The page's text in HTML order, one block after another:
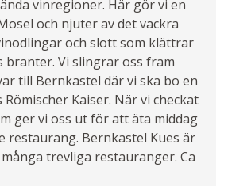
vinregioner. Här gör vi en
och njuter av det vackra
och slott som klättrar
branter. Vi slingrar oss fram
till Bernkastel där vi ska bo en
Kaiser. När vi checkat
ger vi oss ut för att äta middag
restaurang. Bernkastel Kues är
trevliga restauranger. Ca